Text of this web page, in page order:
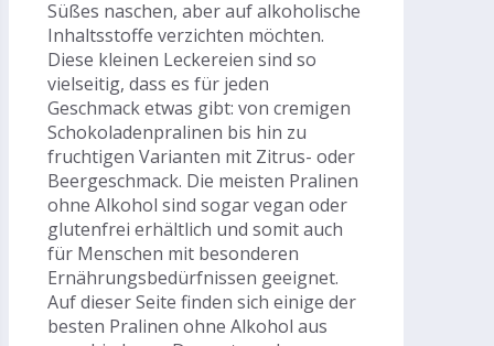
Süßes naschen, aber auf alkoholische
Inhaltsstoffe verzichten möchten.
Diese kleinen Leckereien sind so
vielseitig, dass es für jeden
Geschmack etwas gibt: von cremigen
Schokoladenpralinen bis hin zu
fruchtigen Varianten mit Zitrus- oder
Beergeschmack. Die meisten Pralinen
ohne Alkohol sind sogar vegan oder
glutenfrei erhältlich und somit auch
für Menschen mit besonderen
Ernährungsbedürfnissen geeignet.
Auf dieser Seite finden sich einige der
besten Pralinen ohne Alkohol aus